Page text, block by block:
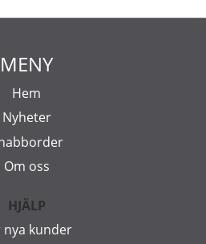
MENY
Hem
Nyheter
Om oss
HJÄLP
nya kunder